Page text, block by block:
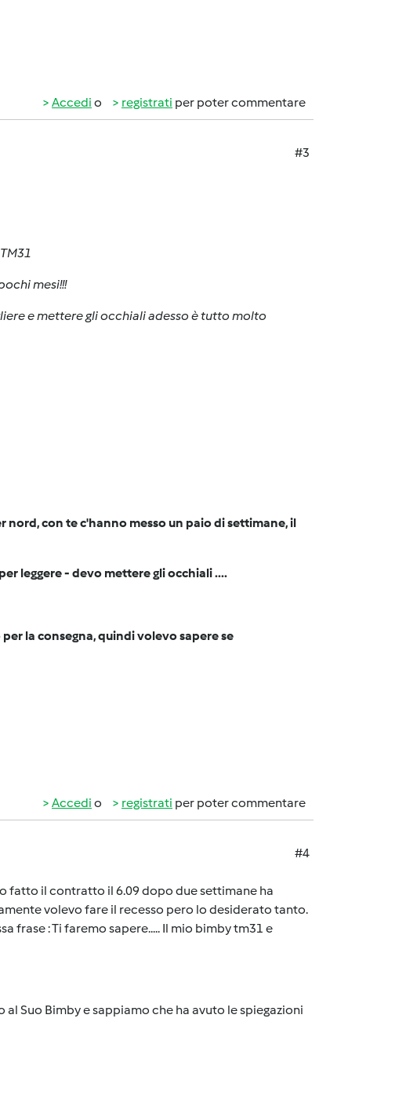
Accedi o registrati per poter commentare
#3
mesi!!!
e mettere gli occhiali adesso è tutto molto
con te c'hanno messo un paio di settimane, il
leggere - devo mettere gli occhiali ....
la consegna, quindi volevo sapere se
Accedi o registrati per poter commentare
#4
fatto il contratto il 6.09 dopo due settimane ha
volevo fare il recesso pero lo desiderato tanto.
frase : Ti faremo sapere..... Il mio bimby tm31 e
Suo Bimby e sappiamo che ha avuto le spiegazioni